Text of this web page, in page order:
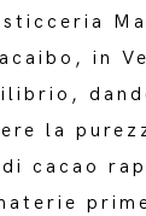
in
la
di cacao